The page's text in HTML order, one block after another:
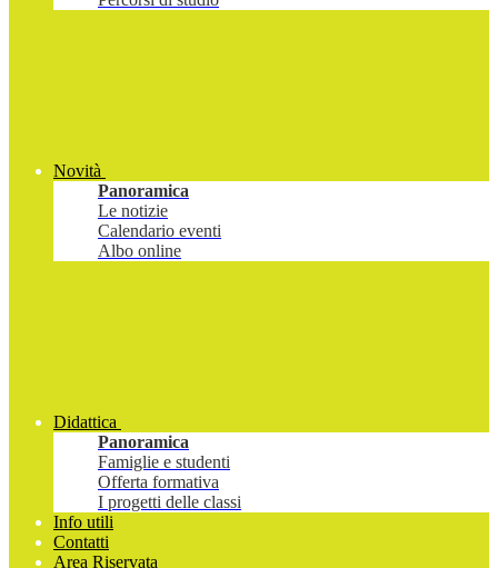
Novità
Panoramica
Le notizie
Calendario eventi
Albo online
Didattica
Panoramica
Famiglie e studenti
Offerta formativa
I progetti delle classi
Info utili
Contatti
Area Riservata